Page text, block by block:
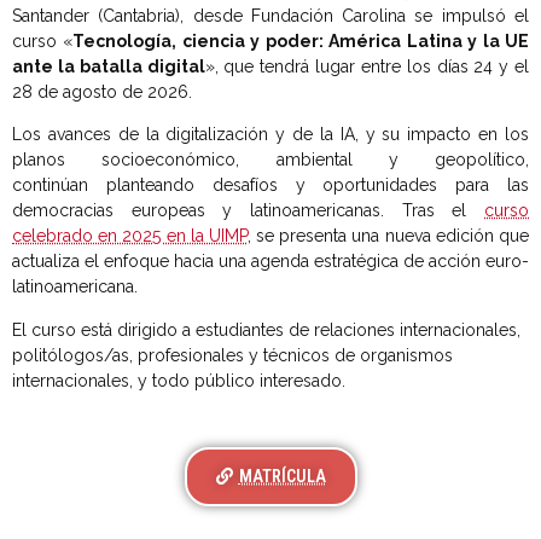
Santander (Cantabria), desde Fundación Carolina se impulsó el
curso «Tecnología, ciencia y poder: América Latina y la UE
ante la batalla digital», que tendrá lugar entre los días 24 y el
28 de agosto de 2026.
Los avances de la digitalización y de la IA, y su impacto en los
planos socioeconómico, ambiental y geopolítico,
continúan planteando desafíos y oportunidades para las
democracias europeas y latinoamericanas. Trasel
curso
celebrado en 2025 en la UIMP, se presenta una nueva edición que
actualiza el enfoque hacia una agenda estratégica de acción euro-
latinoamericana.
El curso está dirigido a estudiantes de relaciones internacionales,
politólogos/as, profesionales y técnicos de organismos
internacionales, y todo público interesado.
MATRÍCULA